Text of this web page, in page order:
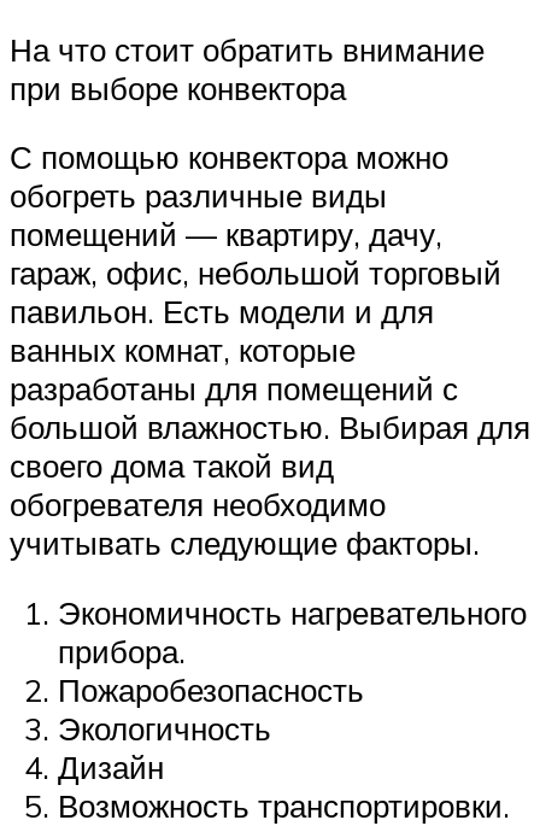
На что стоит обратить внимание
при выборе конвектора
С помощью конвектора можно
обогреть различные виды
помещений — квартиру, дачу,
гараж, офис, небольшой торговый
павильон. Есть модели и для
ванных комнат, которые
разработаны для помещений с
большой влажностью. Выбирая для
своего дома такой вид
обогревателя необходимо
учитывать следующие факторы.
Экономичность нагревательного
прибора.
Пожаробезопасность
Экологичность
Дизайн
Возможность транспортировки.